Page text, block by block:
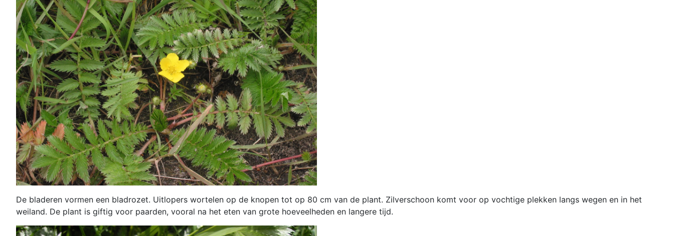
De bladeren vormen een bladrozet. Uitlopers wortelen op de knopen tot op 80 cm van de plant. Zilverschoon komt voor op vochtige plekken langs wegen en in het
weiland. De plant is giftig voor paarden, vooral na het eten van grote hoeveelheden en langere tijd.